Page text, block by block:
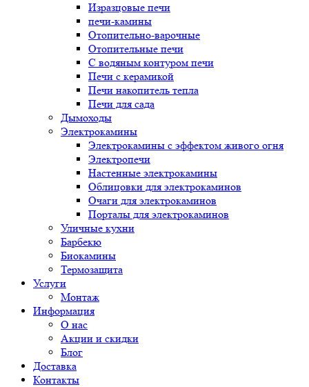
Изразцовые печи
печи-камины
Отопительно-варочные
Отопительные печи
С водяным контуром печи
Печи с керамикой
Печи накопитель тепла
Печи для сада
Дымоходы
Электрокамины
Электрокамины с эффектом живого огня
Электропечи
Настенные электрокамины
Облицовки для электрокаминов
Очаги для электрокаминов
Порталы для электрокаминов
Уличные кухни
Барбекю
Биокамины
Термозащита
Услуги
Монтаж
Информация
О нас
Акции и скидки
Блог
Доставка
Контакты